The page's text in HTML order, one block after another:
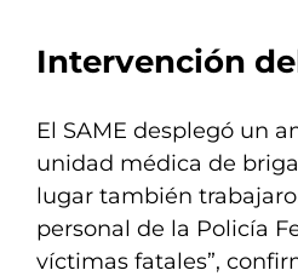
Intervención
El SAME desplegó un
unidad médica de
lugar también
personal de la Policía
víctimas fatales”,